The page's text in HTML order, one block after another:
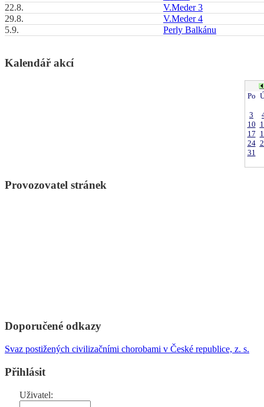
22.8.
V.Meder 3
29.8.
V.Meder 4
5.9.
Perly Balkánu
Kalendář akcí
Po
3
10
17
24
31
Provozovatel stránek
Doporučené odkazy
Svaz postižených civilizačními chorobami v České republice, z. s.
Přihlásit
Uživatel: